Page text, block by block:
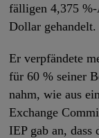
fälligen 4,375
Dollar gehandelt.
Er verpfändete
für 60 % seiner
nahm, wie aus
Exchange
IEP gab an,